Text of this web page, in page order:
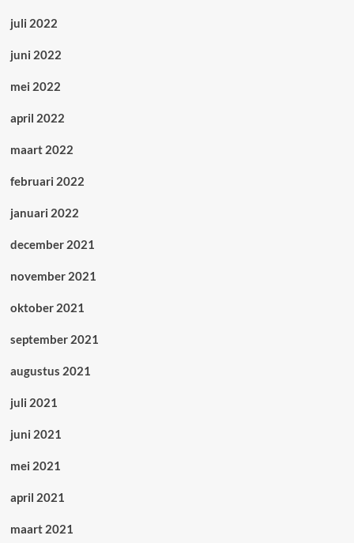
juli 2022
juni 2022
mei 2022
april 2022
maart 2022
februari 2022
januari 2022
december 2021
november 2021
oktober 2021
september 2021
augustus 2021
juli 2021
juni 2021
mei 2021
april 2021
maart 2021